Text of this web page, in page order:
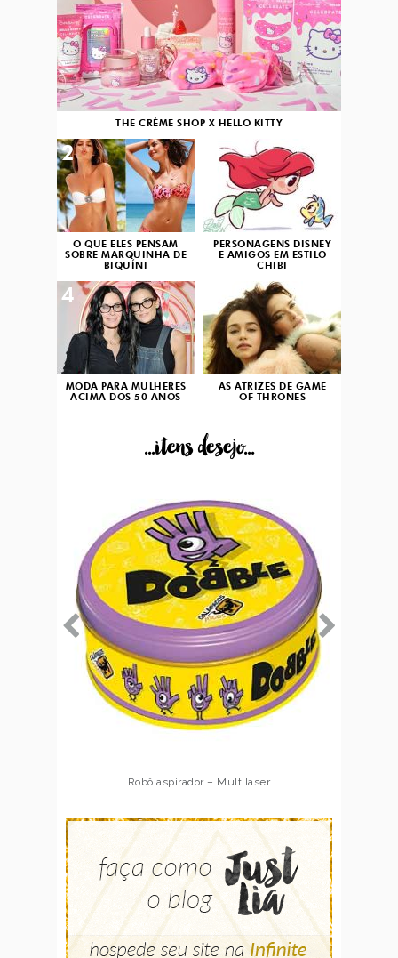
THE CRÈME SHOP X HELLO KITTY
O QUE ELES PENSAM
SOBRE MARQUINHA DE
BIQUÍNI
2
PERSONAGENS DISNEY
E AMIGOS EM ESTILO
CHIBI
3
MODA PARA MULHERES
ACIMA DOS 50 ANOS
4
AS ATRIZES DE GAME
OF THRONES
...itens desejo...
Dobble – Galápagos